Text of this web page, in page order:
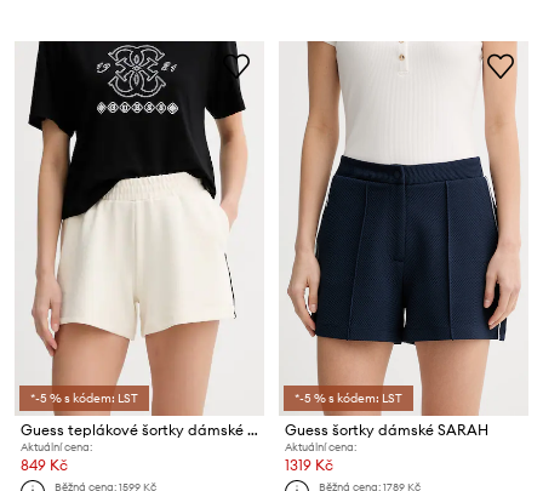
*-5 % s kódem: LST
Guess teplákové šortky dámské CLARA
Aktuální cena:
849 Kč
Běžná cena:1599 Kč
*-5 % s kódem: LST
Guess šortky dámské SARAH
Aktuální cena:
1319 Kč
Běžná cena:1789 Kč